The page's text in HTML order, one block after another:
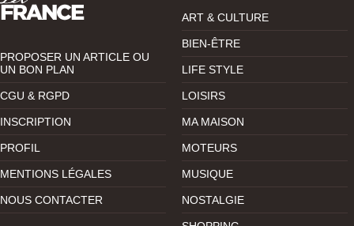
PROPOSER UN ARTICLE OU
UN BON PLAN
CGU & RGPD
INSCRIPTION
PROFIL
MENTIONS LÉGALES
NOUS CONTACTER
ART & CULTURE
BIEN-ÊTRE
LIFE STYLE
LOISIRS
MA MAISON
MOTEURS
MUSIQUE
NOSTALGIE